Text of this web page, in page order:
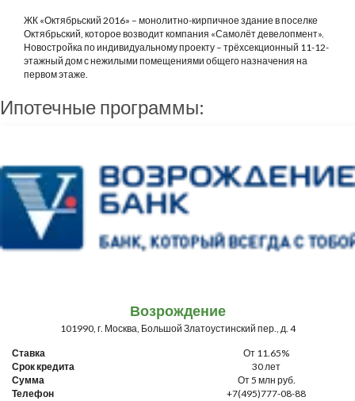
ЖК «Октябрьский 2016» – монолитно-кирпичное здание в поселке
Октябрьский, которое возводит компания «Самолёт девелопмент».
Новостройка по индивидуальному проекту – трёхсекционный 11-12-
этажный дом с нежилыми помещениями общего назначения на
первом этаже.
Ипотечные программы:
Возрождение
101990, г. Москва, Большой Златоустинский пер., д. 4
Ставка
От 11.65%
Срок кредита
30 лет
Сумма
От 5 млн руб.
Телефон
+7(495)777-08-88